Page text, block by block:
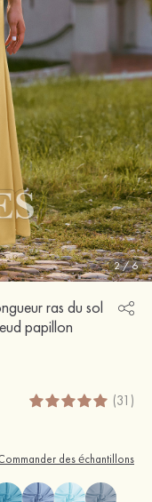
2/6
ras du sol
papillon
(31)
des échantillons